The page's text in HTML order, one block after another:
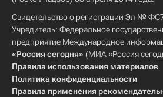
Свидетельство о регистрации Эл №
Учредитель: Федеральное
предприятие Международное
«Россия сегодня» (МИА «Россия
Правила использования материалов
Политика конфиденциальности
Правила применения